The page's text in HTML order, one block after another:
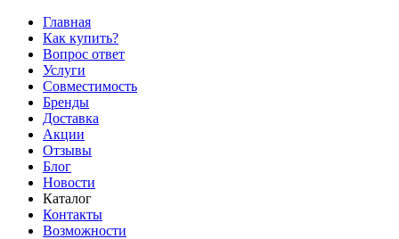
Главная
Как купить?
Вопрос ответ
Услуги
Совместимость
Бренды
Доставка
Акции
Отзывы
Блог
Новости
Каталог
Контакты
Возможности